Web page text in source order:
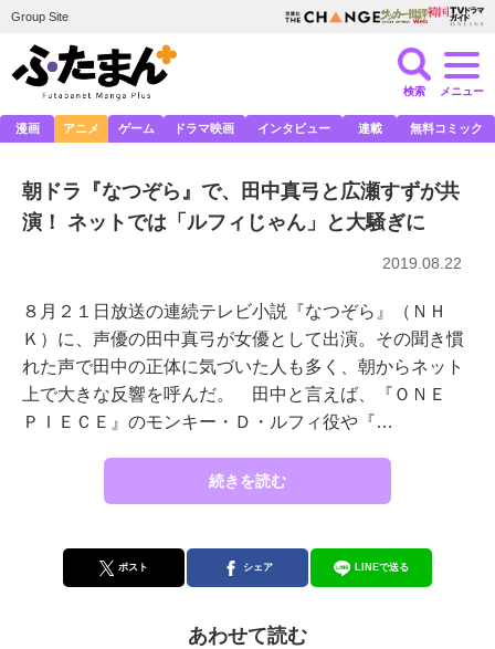
Group Site
検索 メニュー
漫画 アニメ ゲーム ドラマ映画 インタビュー 連載 無料コミック
朝ドラ『なつぞら』で、田中真弓と広瀬すずが共
演！ ネットでは「ルフィじゃん」と大騒ぎに
2019.08.22
８月２１日放送の連続テレビ小説『なつぞら』（ＮＨ
Ｋ）に、声優の田中真弓が女優として出演。その聞き慣
れた声で田中の正体に気づいた人も多く、朝からネット
上で大きな反響を呼んだ。 田中と言えば、『ＯＮＥ
ＰＩＥＣＥ』のモンキー・Ｄ・ルフィ役や『…
続きを読む
ポスト シェア LINEで送る
あわせて読む